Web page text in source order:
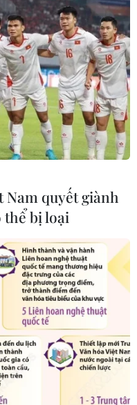
TÁM, KHÚC THANH
trợ
cáo
tin và Truyền thông
093.5958688, Email:
Nam quyết giành
thể bị loại